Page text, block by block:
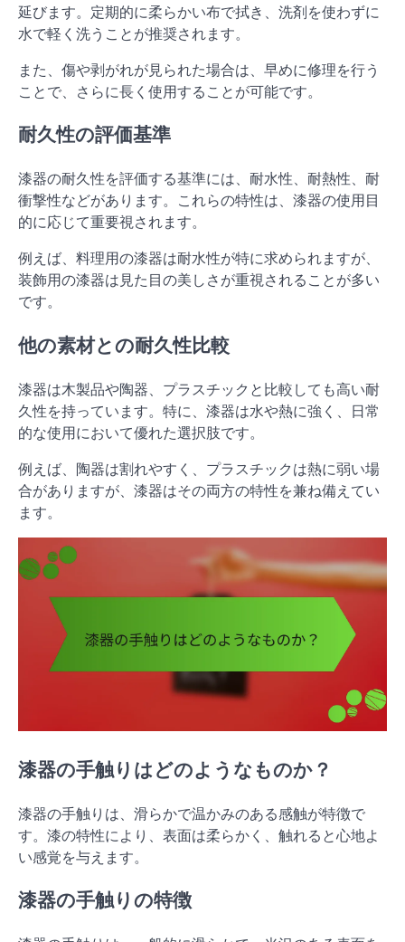
延びます。定期的に柔らかい布で拭き、洗剤を使わずに
水で軽く洗うことが推奨されます。
また、傷や剥がれが見られた場合は、早めに修理を行う
ことで、さらに長く使用することが可能です。
耐久性の評価基準
漆器の耐久性を評価する基準には、耐水性、耐熱性、耐
衝撃性などがあります。これらの特性は、漆器の使用目
的に応じて重要視されます。
例えば、料理用の漆器は耐水性が特に求められますが、
装飾用の漆器は見た目の美しさが重視されることが多い
です。
他の素材との耐久性比較
漆器は木製品や陶器、プラスチックと比較しても高い耐
久性を持っています。特に、漆器は水や熱に強く、日常
的な使用において優れた選択肢です。
例えば、陶器は割れやすく、プラスチックは熱に弱い場
合がありますが、漆器はその両方の特性を兼ね備えてい
ます。
漆器の手触りはどのようなものか？
漆器の手触りは、滑らかで温かみのある感触が特徴で
す。漆の特性により、表面は柔らかく、触れると心地よ
い感覚を与えます。
漆器の手触りの特徴